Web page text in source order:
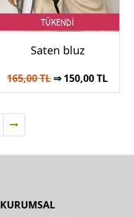
Saten bluz
165,00 TL⇒ 150,00 TL
TÜKENDİ
KURUMSAL